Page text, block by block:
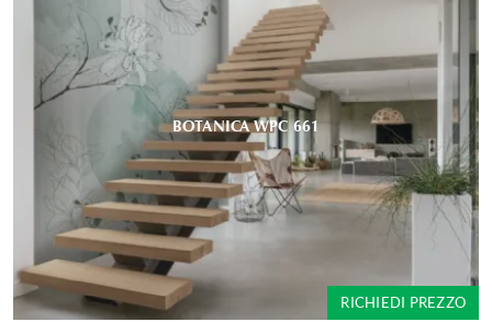
BOTANICA WPC 661
RICHIEDI PREZZO